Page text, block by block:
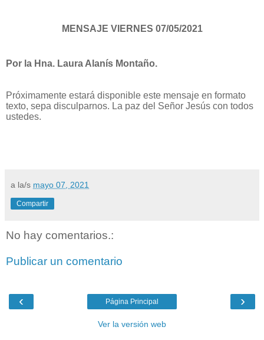
MENSAJE VIERNES 07/05/2021
Por la Hna. Laura Alanís Montaño.
Próximamente estará disponible este mensaje en formato
texto, sepa disculparnos. La paz del Señor Jesús con todos
ustedes.
a la/s mayo 07, 2021
Compartir
No hay comentarios.:
Publicar un comentario
‹ ›
Página Principal
Ver la versión web